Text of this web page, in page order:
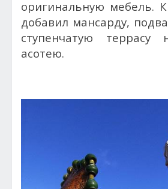
оригинальную мебель.
добавил мансарду,
ступенчатую
асотею.